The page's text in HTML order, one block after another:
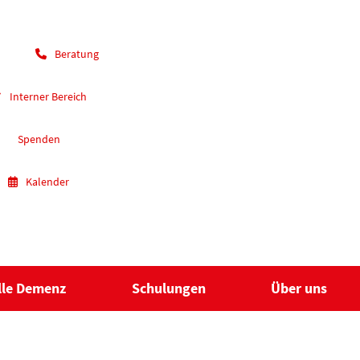
Beratung
Interner Bereich
Spenden
Kalender
Demenz Schulungen Über uns